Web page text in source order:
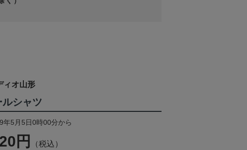
ィオ山形
シャツ
年5月5日0時00分から
円 （税込）